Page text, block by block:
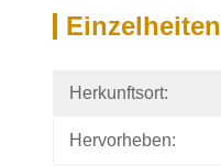
Einzelheiten
Herkunftsort:
Hervorheben: